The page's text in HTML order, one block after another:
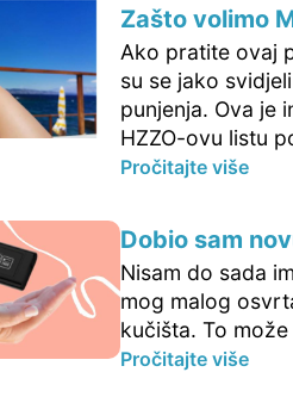
Zašto volimo
Ako pratite ovaj
su se jako
punjenja. Ova je
HZZO-ovu listu
Pročitajte više
Dobio sam
Nisam do sada
mog malog
kučišta. To
Pročitajte više